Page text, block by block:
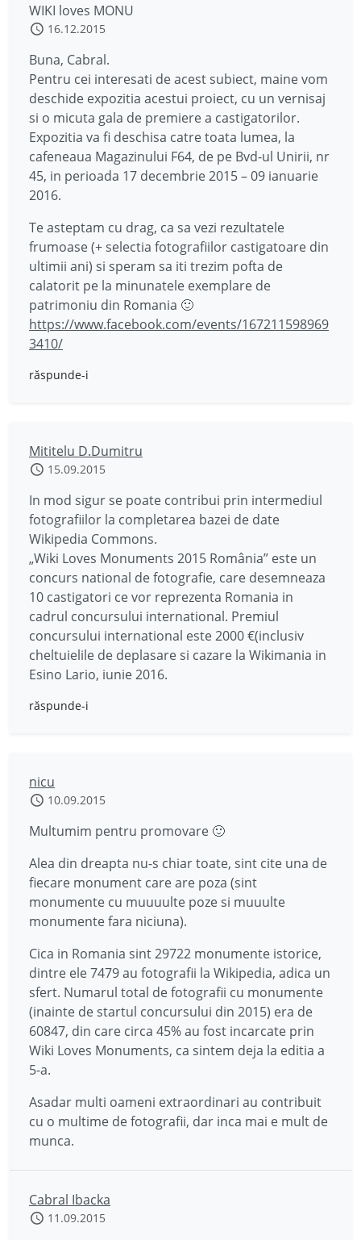
WIKI loves MONU
16.12.2015
Buna, Cabral.
Pentru cei interesati de acest subiect, maine vom
deschide expozitia acestui proiect, cu un vernisaj
si o micuta gala de premiere a castigatorilor.
Expozitia va fi deschisa catre toata lumea, la
cafeneaua Magazinului F64, de pe Bvd-ul Unirii, nr
45, in perioada 17 decembrie 2015 – 09 ianuarie
2016.
Te asteptam cu drag, ca sa vezi rezultatele
frumoase (+ selectia fotografiilor castigatoare din
ultimii ani) si speram sa iti trezim pofta de
calatorit pe la minunatele exemplare de
patrimoniu din Romania 🙂
https://www.facebook.com/events/167211598969
3410/
răspunde-i
Mititelu D.Dumitru
15.09.2015
In mod sigur se poate contribui prin intermediul
fotografiilor la completarea bazei de date
Wikipedia Commons.
„Wiki Loves Monuments 2015 România” este un
concurs national de fotografie, care desemneaza
10 castigatori ce vor reprezenta Romania in
cadrul concursului international. Premiul
concursului international este 2000 €(inclusiv
cheltuielile de deplasare si cazare la Wikimania in
Esino Lario, iunie 2016.
răspunde-i
nicu
10.09.2015
Multumim pentru promovare 🙂
Alea din dreapta nu-s chiar toate, sint cite una de
fiecare monument care are poza (sint
monumente cu muuuulte poze si muuulte
monumente fara niciuna).
Cica in Romania sint 29722 monumente istorice,
dintre ele 7479 au fotografii la Wikipedia, adica un
sfert. Numarul total de fotografii cu monumente
(inainte de startul concursului din 2015) era de
60847, din care circa 45% au fost incarcate prin
Wiki Loves Monuments, ca sintem deja la editia a
5-a.
Asadar multi oameni extraordinari au contribuit
cu o multime de fotografii, dar inca mai e mult de
munca.
Cabral Ibacka
11.09.2015